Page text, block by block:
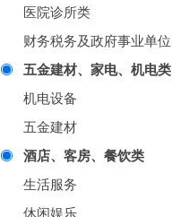
医院诊所类
财务税务及政府事业单位
五金建材、家电、机电类
机电设备
五金建材
酒店、客房、餐饮类
生活服务
休闲娱乐